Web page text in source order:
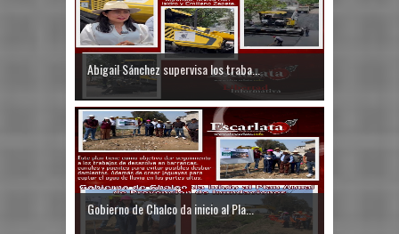
Abigail Sánchez supervisa los traba...
Gobierno de Chalco da inicio al Pla...